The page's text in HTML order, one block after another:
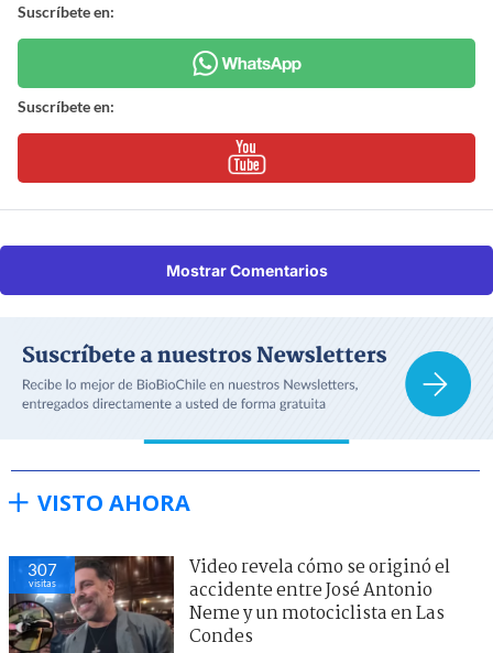
Suscríbete en:
Suscríbete en:
Mostrar Comentarios
VISTO AHORA
307
visitas
Video revela cómo se originó el
accidente entre José Antonio
Neme y un motociclista en Las
Condes